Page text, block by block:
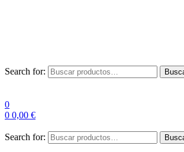
Search for:
0
0 0,00 €
Search for: